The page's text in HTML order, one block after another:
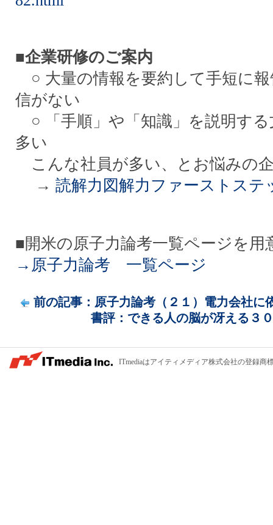
■企業研修のご案内
○ 大量の情報を要約して手短に
信がない
○ 「手順」や「知識」を説明す
多い
こんな社員が多い、とお悩みの
→ 読解力図解力ファーストステ
■開米の原子力論考一覧ページを用
→原子力論考 一覧ページ
前の記事：原子力論考（２１）電力会社に
書評：できる人の脳が冴える３
ITmediaはアイティメディア株式会社の登録商